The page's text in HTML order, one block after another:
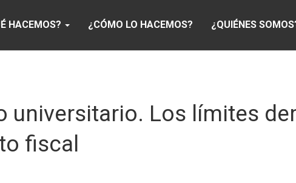
HACEMOS? ¿CÓMO LO HACEMOS? ¿QUIÉNES
universitario. Los límites
fiscal